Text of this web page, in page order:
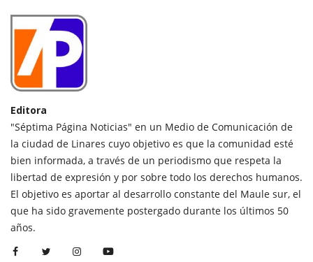
Editora
"Séptima Página Noticias" en un Medio de Comunicación de
la ciudad de Linares cuyo objetivo es que la comunidad esté
bien informada, a través de un periodismo que respeta la
libertad de expresión y por sobre todo los derechos humanos.
El objetivo es aportar al desarrollo constante del Maule sur, el
que ha sido gravemente postergado durante los últimos 50
años.